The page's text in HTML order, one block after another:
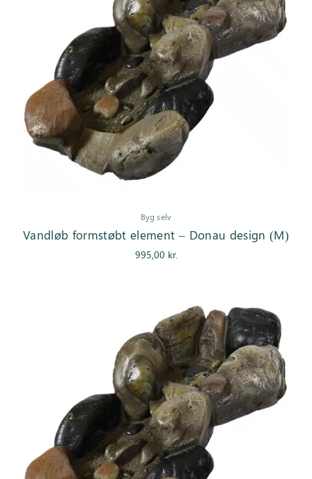
Byg selv
Vandløb formstøbt element – Donau design (M)
995,00 kr.